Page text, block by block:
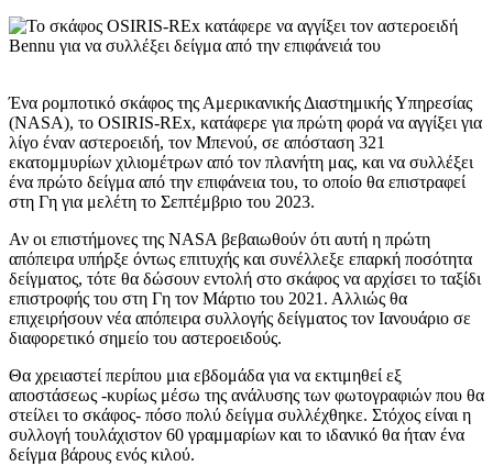
Ένα ρομποτικό σκάφος της Αμερικανικής Διαστημικής Υπηρεσίας
(NASA), το OSIRIS-REx, κατάφερε για πρώτη φορά να αγγίξει για
λίγο έναν αστεροειδή, τον Μπενού, σε απόσταση 321
εκατομμυρίων χιλιομέτρων από τον πλανήτη μας, και να συλλέξει
ένα πρώτο δείγμα από την επιφάνεια του, το οποίο θα επιστραφεί
στη Γη για μελέτη το Σεπτέμβριο του 2023.
Αν οι επιστήμονες της NASA βεβαιωθούν ότι αυτή η πρώτη
απόπειρα υπήρξε όντως επιτυχής και συνέλλεξε επαρκή ποσότητα
δείγματος, τότε θα δώσουν εντολή στο σκάφος να αρχίσει το ταξίδι
επιστροφής του στη Γη τον Μάρτιο του 2021. Αλλιώς θα
επιχειρήσουν νέα απόπειρα συλλογής δείγματος τον Ιανουάριο σε
διαφορετικό σημείο του αστεροειδούς.
Θα χρειαστεί περίπου μια εβδομάδα για να εκτιμηθεί εξ
αποστάσεως -κυρίως μέσω της ανάλυσης των φωτογραφιών που θα
στείλει το σκάφος- πόσο πολύ δείγμα συλλέχθηκε. Στόχος είναι η
συλλογή τουλάχιστον 60 γραμμαρίων και το ιδανικό θα ήταν ένα
δείγμα βάρους ενός κιλού.